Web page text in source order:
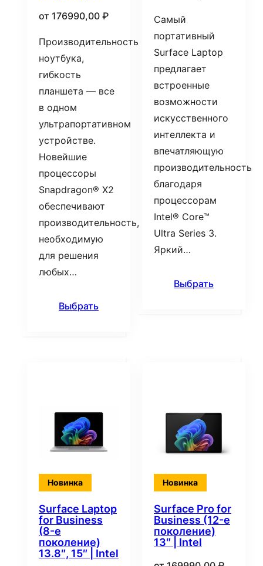
от 176990,00 ₽
Производительность
ноутбука,
гибкость
планшета — все
в одном
ультрапортативном
устройстве.
Новейшие
процессоры
Snapdragon® X2
обеспечивают
производительность,
необходимую
для решения
любых…
Выбрать
Самый
портативный
Surface Laptop
предлагает
встроенные
возможности
искусственного
интеллекта и
впечатляющую
производительность
благодаря
процессорам
Intel® Core™
Ultra Series 3.
Яркий…
Выбрать
Новинка
Surface Laptop
for Business
(8-е
поколение)
13.8″, 15″ | Intel
Новинка
Surface Pro for
Business (12-е
поколение)
13″ | Intel